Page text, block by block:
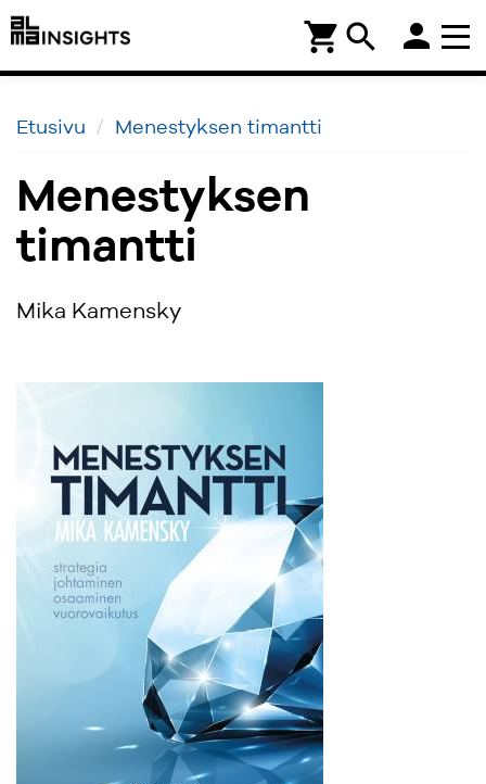
search
shopping_cart person
Etusivu Menestyksen timantti
Menestyksen
timantti
Mika Kamensky